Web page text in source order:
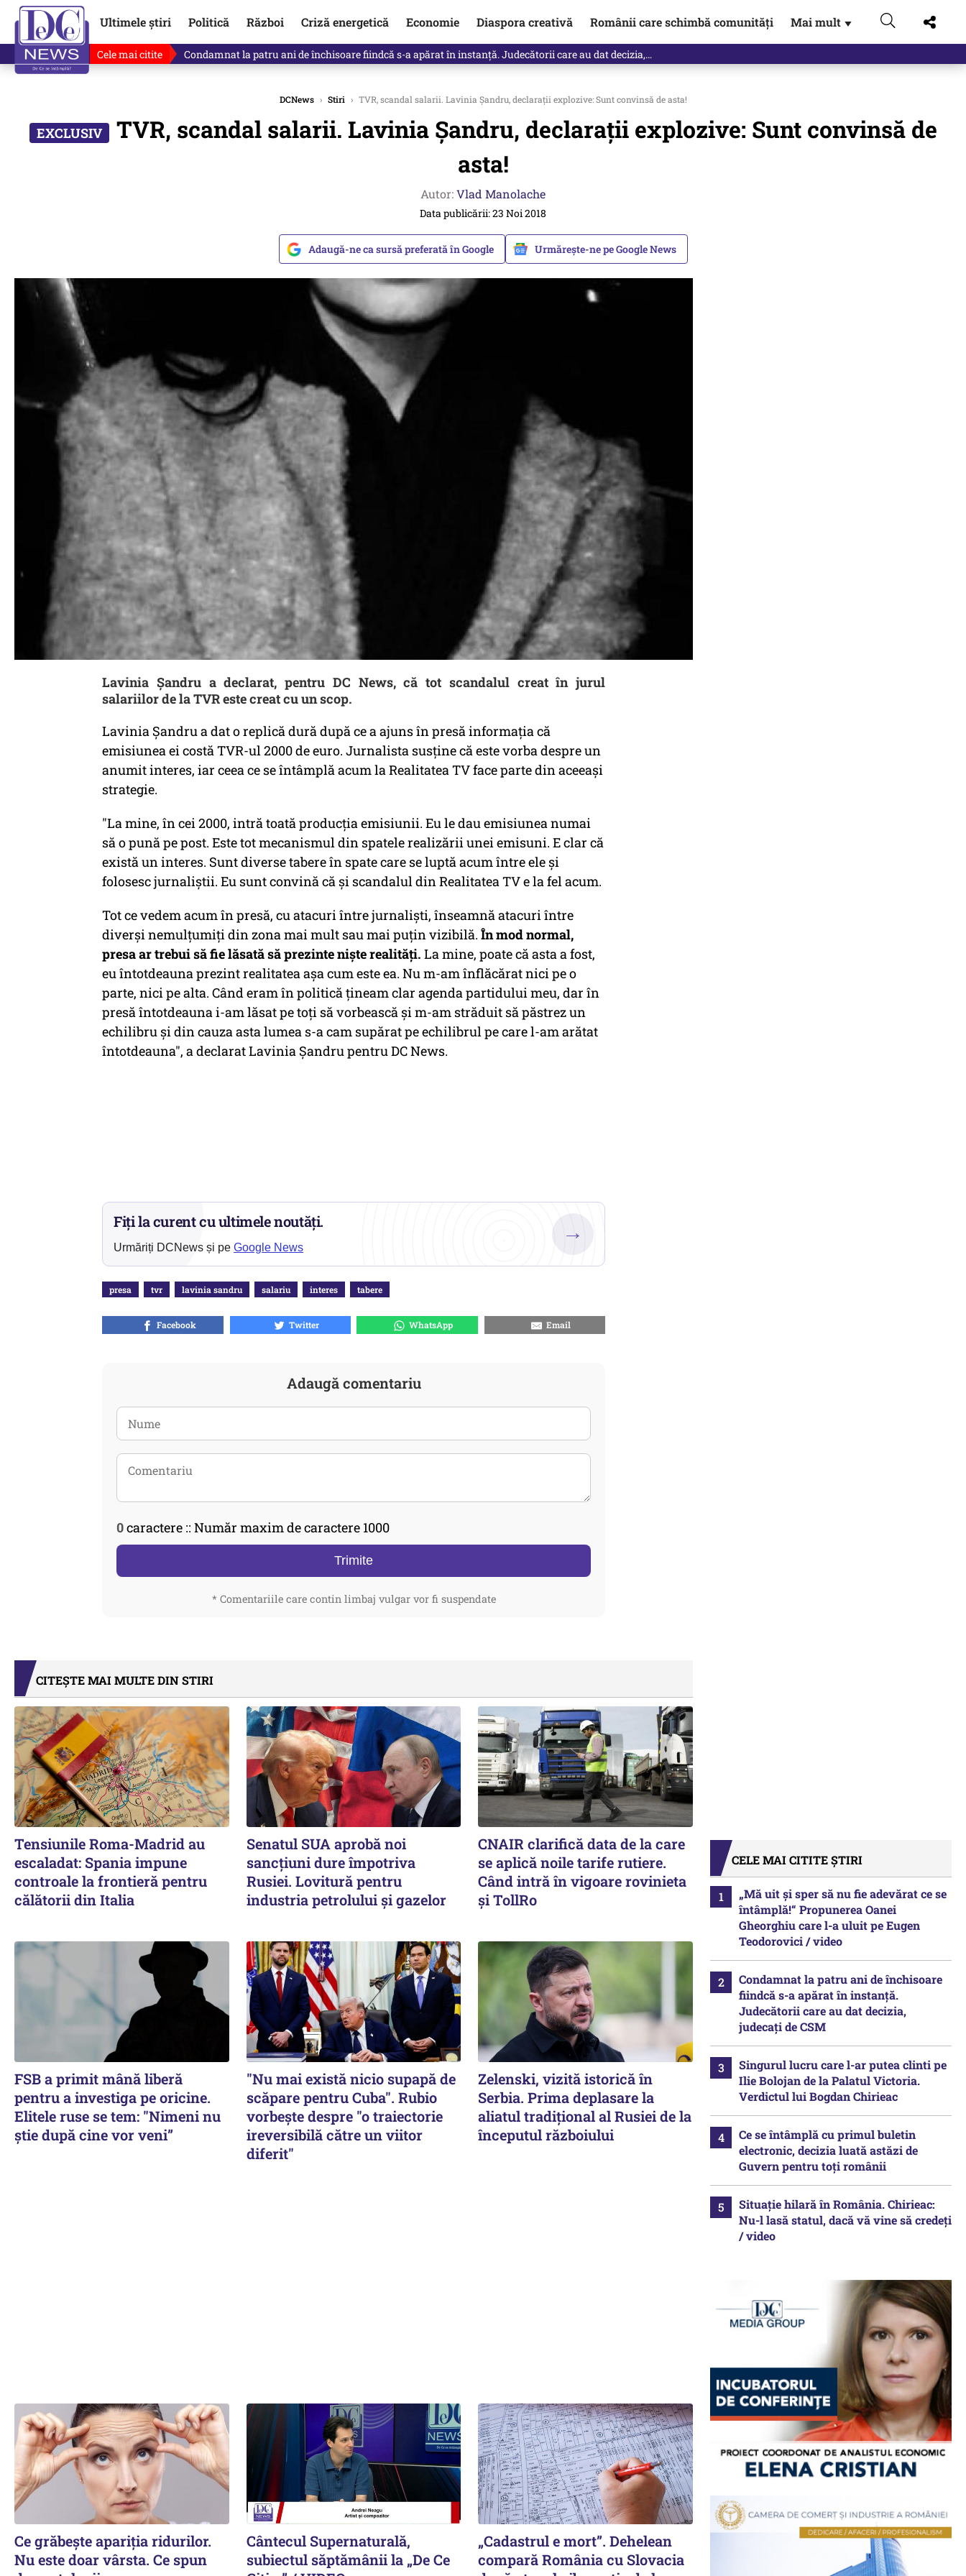
Ultimele știri Politică Război Criză energetică Economie Diaspora creativă Românii care schimbă comunități Mai mult ▼
Cele mai citite Singurul lucru care l-ar putea clinti pe Ilie Bolojan de la Palatul Victoria. Verdictul lui Bogdan Chirieac
DCNews › Stiri › TVR, scandal salarii. Lavinia Șandru, declarații explozive: Sunt convinsă de asta!
TVR, scandal salarii. Lavinia Șandru, declarații explozive: Sunt convinsă de
asta!
Autor:Vlad Manolache
Data publicării: 23 Noi 2018
Adaugă-ne ca sursă preferată în Google Urmărește-ne pe Google News
Lavinia Șandru a declarat, pentru DC News, că tot scandalul creat în jurul
salariilor de la TVR este creat cu un scop.
Lavinia Șandru a dat o replică dură după ce a ajuns în presă informația că
emisiunea ei costă TVR-ul 2000 de euro. Jurnalista susține că este vorba despre un
anumit interes, iar ceea ce se întâmplă acum la Realitatea TV face parte din aceeași
strategie.
"La mine, în cei 2000, intră toată producția emisiunii. Eu le dau emisiunea numai
să o pună pe post. Este tot mecanismul din spatele realizării unei emisuni. E clar că
există un interes. Sunt diverse tabere în spate care se luptă acum între ele și
folosesc jurnaliștii. Eu sunt convină că și scandalul din Realitatea TV e la fel acum.
Tot ce vedem acum în presă, cu atacuri între jurnaliști, înseamnă atacuri între
diverși nemulțumiți din zona mai mult sau mai puțin vizibilă. În mod normal,
presa ar trebui să fie lăsată să prezinte niște realități. La mine, poate că asta a fost,
eu întotdeauna prezint realitatea așa cum este ea. Nu m-am înflăcărat nici pe o
parte, nici pe alta. Când eram în politică țineam clar agenda partidului meu, dar în
presă întotdeauna i-am lăsat pe toți să vorbească și m-am străduit să păstrez un
echilibru și din cauza asta lumea s-a cam supărat pe echilibrul pe care l-am arătat
întotdeauna", a declarat Lavinia Șandru pentru DC News.
Fiți la curent cu ultimele noutăți.
Urmăriți DCNews și pe Google News
→
presa tvr lavinia sandru salariu interes tabere
Facebook Twitter WhatsApp Email
Adaugă comentariu
0caractere :: Număr maxim de caractere 1000
Trimite
* Comentariile care contin limbaj vulgar vor fi suspendate
CITEȘTE MAI MULTE DIN STIRI
Tensiunile Roma-Madrid au
escaladat: Spania impune
controale la frontieră pentru
călătorii din Italia
Senatul SUA aprobă noi
sancțiuni dure împotriva
Rusiei. Lovitură pentru
industria petrolului și gazelor
CNAIR clarifică data de la care
se aplică noile tarife rutiere.
Când intră în vigoare rovinieta
și TollRo
FSB a primit mână liberă
pentru a investiga pe oricine.
Elitele ruse se tem: "Nimeni nu
știe după cine vor veni”
"Nu mai există nicio supapă de
scăpare pentru Cuba". Rubio
vorbește despre "o traiectorie
ireversibilă către un viitor
diferit"
Zelenski, vizită istorică în
Serbia. Prima deplasare la
aliatul tradițional al Rusiei de la
începutul războiului
Ce grăbește apariția ridurilor.
Nu este doar vârsta. Ce spun
Cântecul Supernaturală,
subiectul săptămânii la „De Ce
„Cadastrul e mort”. Dehelean
compară România cu Slovacia
CELE MAI CITITE ȘTIRI
„Mă uit și sper să nu fie adevărat ce se
întâmplă!“ Propunerea Oanei
Gheorghiu care l-a uluit pe Eugen
Teodorovici / video
Condamnat la patru ani de închisoare
fiindcă s-a apărat în instanță.
Judecătorii care au dat decizia,
judecați de CSM
Singurul lucru care l-ar putea clinti pe
Ilie Bolojan de la Palatul Victoria.
Verdictul lui Bogdan Chirieac
Ce se întâmplă cu primul buletin
electronic, decizia luată astăzi de
Guvern pentru toți românii
Situație hilară în România. Chirieac:
Nu-l lasă statul, dacă vă vine să credeți
/ video